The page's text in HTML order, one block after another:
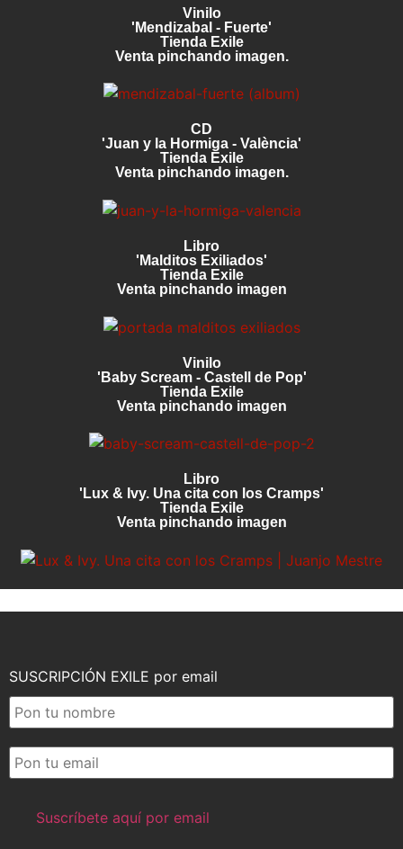
Vinilo
'Mendizabal - Fuerte'
Tienda Exile
Venta pinchando imagen.
CD
'Juan y la Hormiga - València'
Tienda Exile
Venta pinchando imagen.
Libro
'Malditos Exiliados'
Tienda Exile
Venta pinchando imagen
Vinilo
'Baby Scream - Castell de Pop'
Tienda Exile
Venta pinchando imagen
Libro
'Lux & Ivy. Una cita con los Cramps'
Tienda Exile
Venta pinchando imagen
SUSCRIPCIÓN EXILE por email